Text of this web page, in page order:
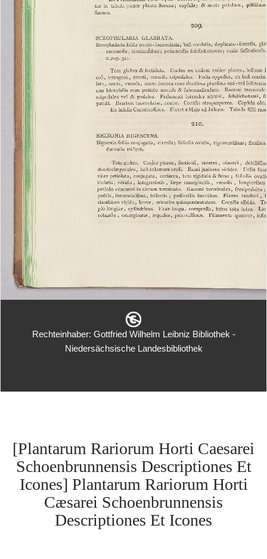
Rechteinhaber: Gottfried Wilhelm Leibniz Bibliothek -
Niedersächsische Landesbibliothek
[Plantarum Rariorum Horti Caesarei
Schoenbrunnensis Descriptiones Et
Icones] Plantarum Rariorum Horti
Cæsarei Schoenbrunnensis
Descriptiones Et Icones